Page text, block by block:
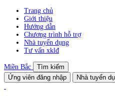
Trang chủ
Giới thiệu
Hướng dẫn
Chương trình hỗ trợ
Nhà tuyển dụng
Tư vấn xklđ
Miền Bắc
Tìm kiếm
Ứng viên đăng nhập
Nhà tuyển